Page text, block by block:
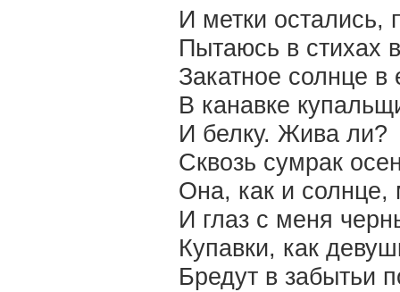
И метки остались,
Пытаюсь в стихах
Закатное солнце
В канавке
И белку. Жива ли?
Сквозь сумрак
Она, как и
И глаз с меня
Купавки, как
Бредут в забытьи